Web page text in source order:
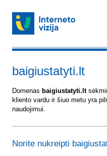
baigiustatyti.lt
Domenas baigiustatyti.lt
kliento vardu ir šiuo metu yra
naudojimui.
Norite nukreipti